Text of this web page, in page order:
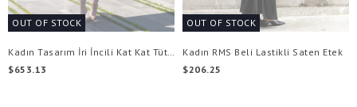
OUT OF STOCK
Kadın Tasarım İri İncili Kat Kat Tütü Etek
$653.13
OUT OF STOCK
Kadın RMS Beli Lastikli Saten Etek
$206.25